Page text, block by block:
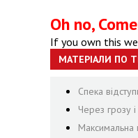
Oh no,
If you own this
МАТЕРІАЛИ ПО
Спека
Через грозу
Максимальна